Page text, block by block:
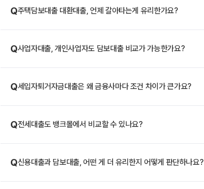
Q주택담보대출 대환대출, 언제 갈아타는게 유리한가요?
Q사업자대출, 개인사업자도 담보대출 비교가 가능한가요?
Q세입자퇴거자금대출은 왜 금융사마다 조건 차이가 큰가요?
Q전세대출도 뱅크몰에서 비교할 수 있나요?
Q신용대출과 담보대출, 어떤 게 더 유리한지 어떻게 판단하나요?